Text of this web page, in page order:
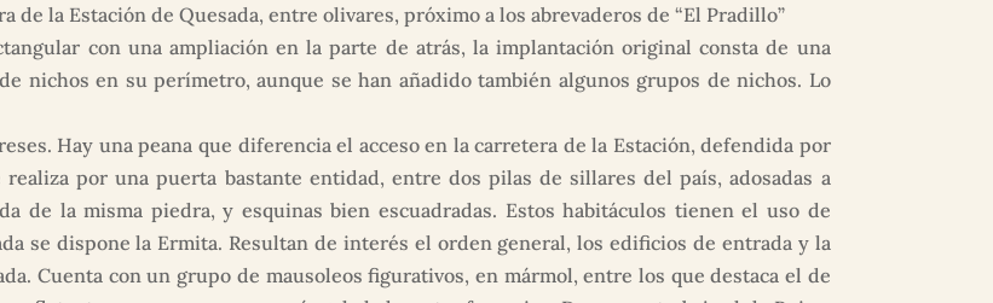
de la Estación de Quesada, entre olivares, próximo a los abrevaderos de “El Pradillo”
con una ampliación en la parte de atrás, la implantación original consta de una
nichos en su perímetro, aunque se han añadido también algunos grupos de nichos. Lo
Hay una peana que diferencia el acceso en la carretera de la Estación, defendida por
por una puerta bastante entidad, entre dos pilas de sillares del país, adosadas a
de la misma piedra, y esquinas bien escuadradas. Estos habitáculos tienen el uso de
se dispone la Ermita. Resultan de interés el orden general, los edificios de entrada y la
Cuenta con un grupo de mausoleos figurativos, en mármol, entre los que destaca el de